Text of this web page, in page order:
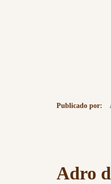
Publicado por:
Adro